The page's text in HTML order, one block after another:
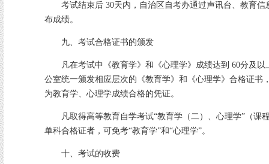
考试结束后 30天内，自治区自考办通过声讯台、教育信
布成绩。
九、考试合格证书的颁发
凡在考试中《教育学》和《心理学》成绩达到 60分及以
公室统一颁发相应层次的《教育学》和《心理学》合格证书
为教育学、心理学成绩合格的凭证。
凡取得高等教育自学考试“教育学（二）、心理学”（课程
单科合格证者，可免考“教育学”和“心理学”。
十、考试的收费